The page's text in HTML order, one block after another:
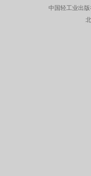
中国轻工业出版